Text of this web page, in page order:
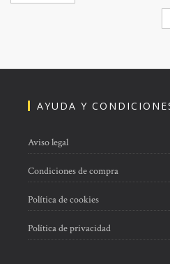
AYUDA Y
Aviso legal
Condiciones de compra
Política de cookies
Política de privacidad